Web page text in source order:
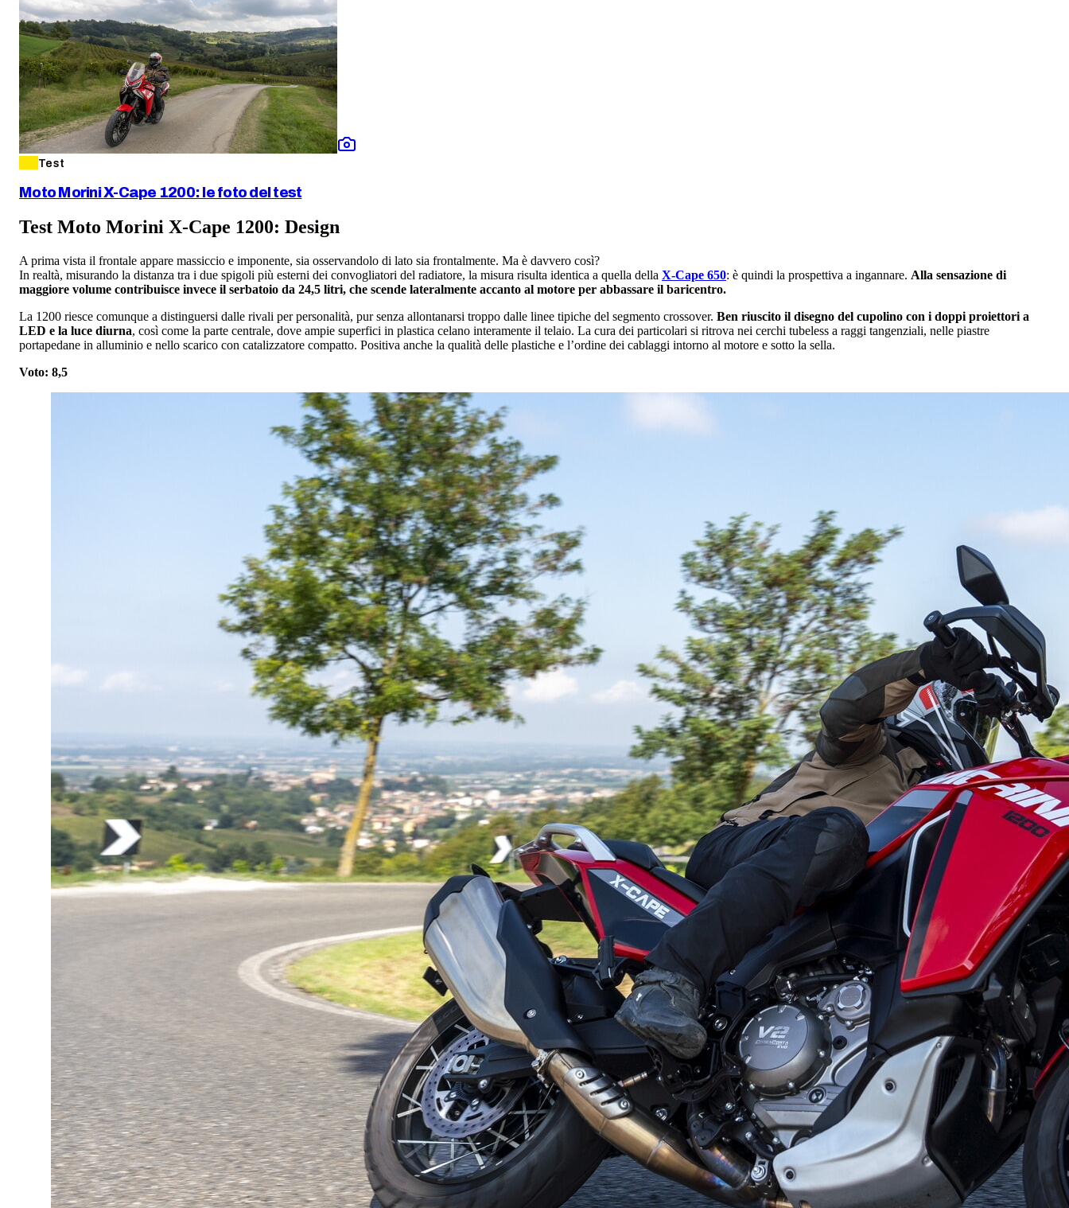
Test
Moto Morini X-Cape 1200: le foto del test
Test Moto Morini X-Cape 1200: Design
A prima vista il frontale appare massiccio e imponente, sia osservandolo di lato sia frontalmente. Ma è davvero così?
In realtà, misurando la distanza tra i due spigoli più esterni dei convogliatori del radiatore, la misura risulta identica a quella della X-Cape 650: è quindi la prospettiva a ingannare. Alla sensazione di
maggiore volume contribuisce invece il serbatoio da 24,5 litri, che scende lateralmente accanto al motore per abbassare il baricentro.
La 1200 riesce comunque a distinguersi dalle rivali per personalità, pur senza allontanarsi troppo dalle linee tipiche del segmento crossover. Ben riuscito il disegno del cupolino con i doppi proiettori a
LED e la luce diurna, così come la parte centrale, dove ampie superfici in plastica celano interamente il telaio. La cura dei particolari si ritrova nei cerchi tubeless a raggi tangenziali, nelle piastre
portapedane in alluminio e nello scarico con catalizzatore compatto. Positiva anche la qualità delle plastiche e l’ordine dei cablaggi intorno al motore e sotto la sella.
Voto: 8,5